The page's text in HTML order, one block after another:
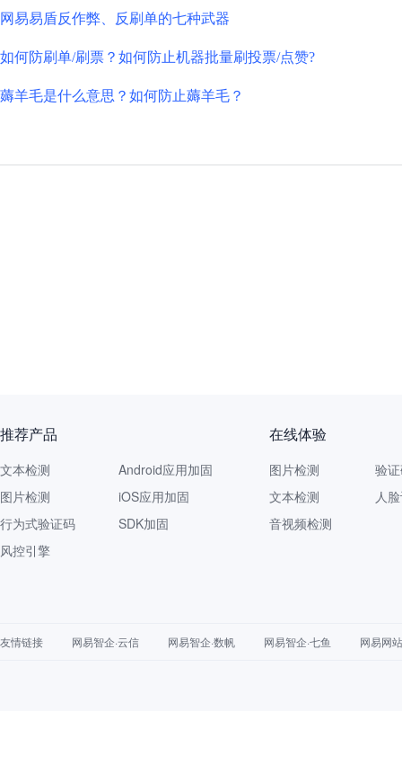
网易易盾反作弊、反刷单的七种武器
如何防刷单/刷票？如何防止机器批量刷投票/点赞?
薅羊毛是什么意思？如何防止薅羊毛？
推荐产品
文本检测
图片检测
行为式验证码
风控引擎
Android应用加固
iOS应用加固
SDK加固
在线体验
图片检测
文本检测
音视频检测
验
人
友情链接 网易智企·云信 网易智企·数帆 网易智企·七鱼 网易网